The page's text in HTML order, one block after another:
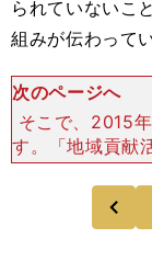
られていないこ
組みが伝わって
次のページへ
そこで、2015
す。「地域貢献
と呼ぶ、おこが
に変更したので
前